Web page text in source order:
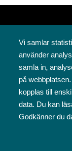
Vi samlar
använder
samla in,
på
kopplas till
data. Du kan
Godkänner du